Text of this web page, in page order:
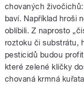
chovaných
baví. Například hroši
oblíbili. Z naprosto
roztoku či substrátu,
pesticidů budou
které zelené klíčky
chovaná krmná